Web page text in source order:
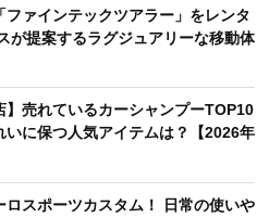
ファインテックツアラー」をレンタ
が提案するラグジュアリーな移動体
】売れているカーシャンプーTOP10
いに保つ人気アイテムは？【2026年
ロスポーツカスタム！ 日常の使いや